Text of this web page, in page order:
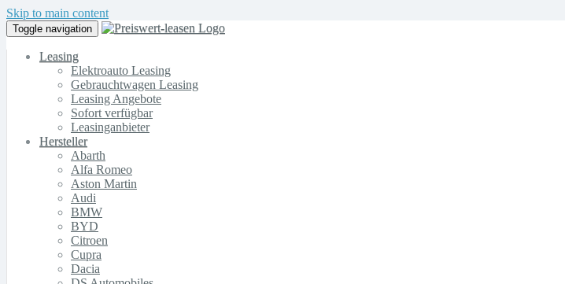
Skip to main content
Toggle navigation
Leasing
Elektroauto Leasing
Gebrauchtwagen Leasing
Leasing Angebote
Sofort verfügbar
Leasinganbieter
Hersteller
Abarth
Alfa Romeo
Aston Martin
Audi
BMW
BYD
Citroen
Cupra
Dacia